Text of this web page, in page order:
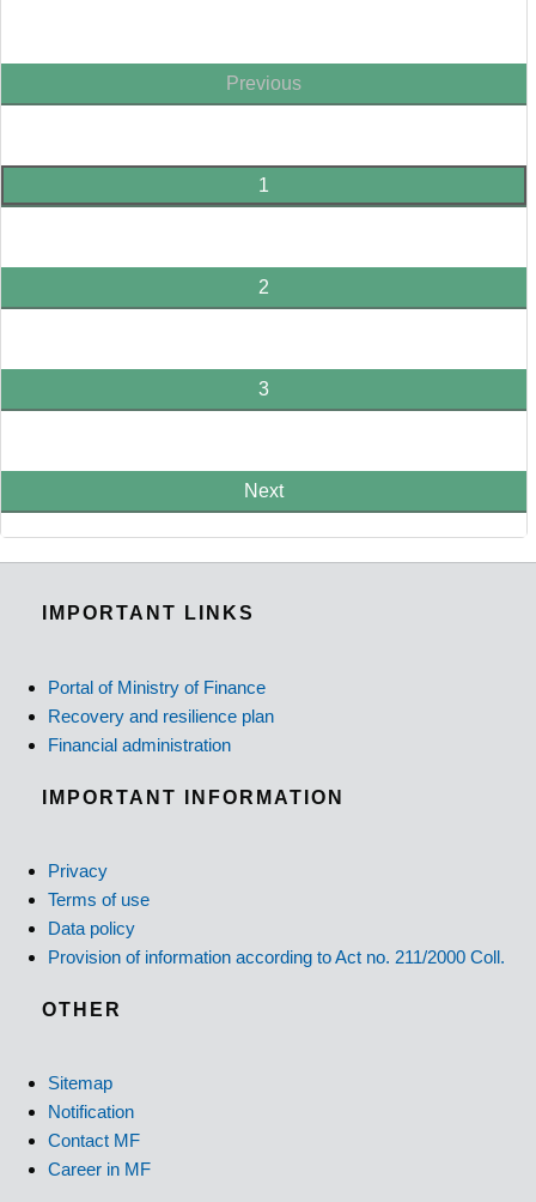
Previous
1
2
3
Next
IMPORTANT LINKS
Portal of Ministry of Finance
Recovery and resilience plan
Financial administration
IMPORTANT INFORMATION
Privacy
Terms of use
Data policy
Provision of information according to Act no. 211/2000 Coll.
OTHER
Sitemap
Notification
Contact MF
Career in MF